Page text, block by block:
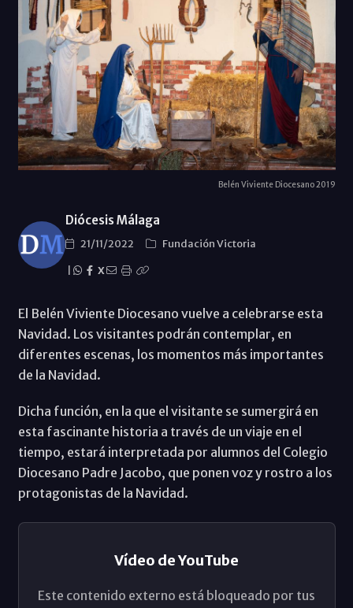
Belén Viviente Diocesano 2019
Diócesis Málaga
21/11/2022
Fundación Victoria
X
El Belén Viviente Diocesano vuelve a celebrarse esta
Navidad. Los visitantes podrán contemplar, en
diferentes escenas, los momentos más importantes
de la Navidad.
Dicha función, en la que el visitante se sumergirá en
esta fascinante historia a través de un viaje en el
tiempo, estará interpretada por alumnos del Colegio
Diocesano Padre Jacobo, que ponen voz y rostro a los
protagonistas de la Navidad.
Vídeo de YouTube
Este contenido externo está bloqueado por tus